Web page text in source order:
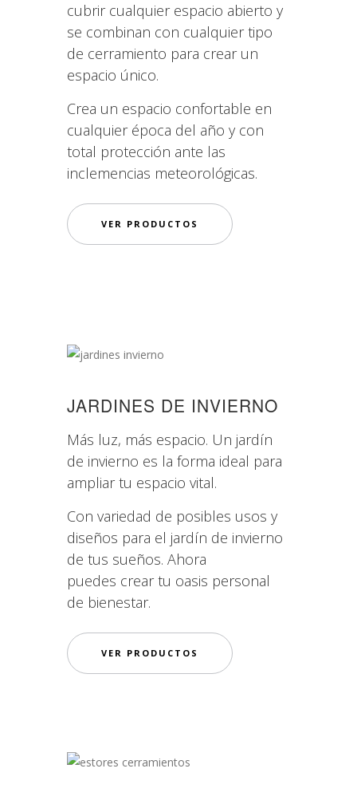
cubrir cualquier espacio abierto y
se combinan con cualquier tipo
de cerramiento para crear un
espacio único.
Crea un espacio confortable en
cualquier época del año y con
total protección ante las
inclemencias meteorológicas.
VER PRODUCTOS
JARDINES DE INVIERNO
Más luz, más espacio. Un jardín
de invierno es la forma ideal para
ampliar tu espacio vital.
Con variedad de posibles usos y
diseños para el jardín de invierno
de tus sueños. Ahora
puedes crear tu oasis personal
de bienestar.
VER PRODUCTOS